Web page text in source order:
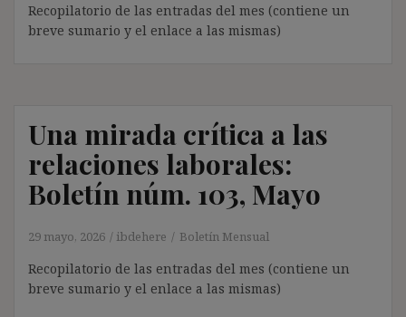
Recopilatorio de las entradas del mes (contiene un
breve sumario y el enlace a las mismas)
Una mirada crítica a las
relaciones laborales:
Boletín núm. 103, Mayo
29 mayo, 2026 ibdehere Boletín Mensual
Recopilatorio de las entradas del mes (contiene un
breve sumario y el enlace a las mismas)